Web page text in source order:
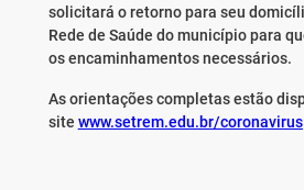
solicitará o retorno para seu
Rede de Saúde do município para
os encaminhamentos necessários.
As orientações completas estão
site www.setrem.edu.br/coronavirus